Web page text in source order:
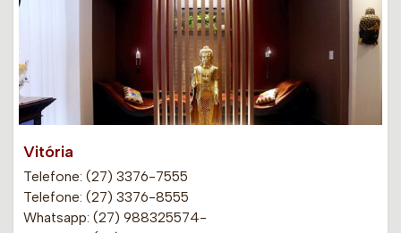
Vitória
Telefone: (27) 3376-7555
Telefone: (27) 3376-8555
Whatsapp: (27) 988325574-